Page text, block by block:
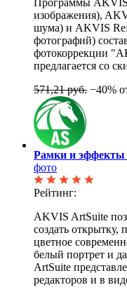
Программы AKVIS
изображения),
шума) и AKVIS
фотографий)
фотокоррекции
предлагается со
571,21 руб. −40%
Рамки и
фото
Рейтинг:
AKVIS ArtSuite
создать открытку,
цветное
белый портрет и
ArtSuite
редакторов и в